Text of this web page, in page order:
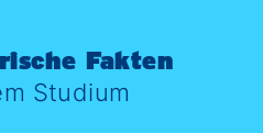
Fakten
Studium